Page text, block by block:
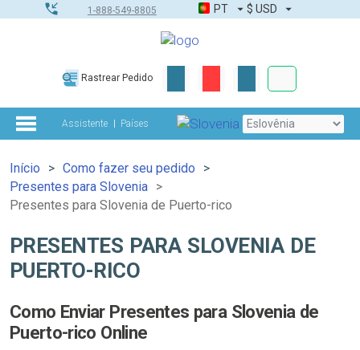
1-888-549-8805 PT $ USD
Rastrear Pedido
Assistente Países
Início
Como fazer seu pedido
Presentes para Slovenia
Presentes para Slovenia de Puerto-rico
PRESENTES PARA SLOVENIA DE
PUERTO-RICO
Como Enviar Presentes para Slovenia de
Puerto-rico Online